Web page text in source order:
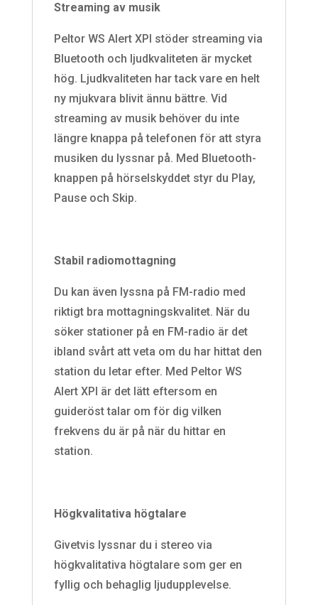
Streaming av musik
Peltor WS Alert XPI stöder streaming via
Bluetooth och ljudkvaliteten är mycket
hög. Ljudkvaliteten har tack vare en helt
ny mjukvara blivit ännu bättre. Vid
streaming av musik behöver du inte
längre knappa på telefonen för att styra
musiken du lyssnar på. Med Bluetooth-
knappen på hörselskyddet styr du Play,
Pause och Skip.
Stabil radiomottagning
Du kan även lyssna på FM-radio med
riktigt bra mottagningskvalitet. När du
söker stationer på en FM-radio är det
ibland svårt att veta om du har hittat den
station du letar efter. Med Peltor WS
Alert XPI är det lätt eftersom en
guideröst talar om för dig vilken
frekvens du är på när du hittar en
station.
Högkvalitativa högtalare
Givetvis lyssnar du i stereo via
högkvalitativa högtalare som ger en
fyllig och behaglig ljudupplevelse.